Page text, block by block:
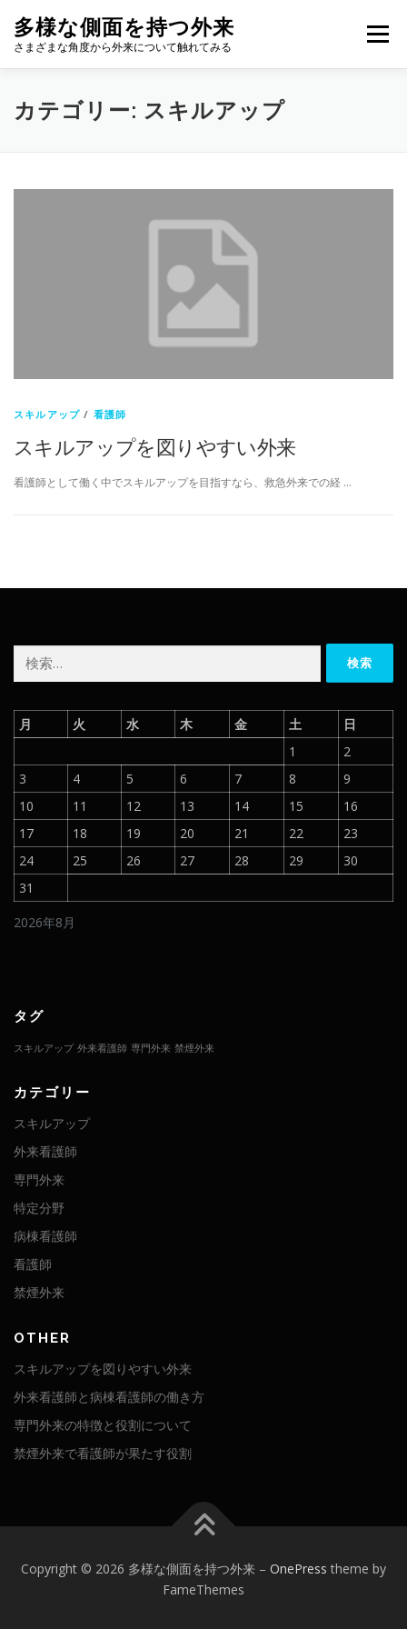
多様な側面を持つ外来
さまざまな角度から外来について触れてみる
メニュー
カテゴリー: スキルアップ
スキルアップ / 看護師
スキルアップを図りやすい外来
看護師として働く中でスキルアップを目指すなら、救急外来での経 …
索:
2026年8月
月 火 水 木 金 土
日
1
2
3
4 5 6 7 8
9
10
11 12 13 14 15
16
17
18 19 20 21 22
23
24
25 26 27 28 29
30
31
タグ
スキルアップ 外来看護師 専門外来 禁煙外来
カテゴリー
スキルアップ
外来看護師
専門外来
特定分野
病棟看護師
看護師
禁煙外来
OTHER
スキルアップを図りやすい外来
外来看護師と病棟看護師の働き方
専門外来の特徴と役割について
禁煙外来で看護師が果たす役割
Copyright © 2026 多様な側面を持つ外来 – OnePress theme by
FameThemes